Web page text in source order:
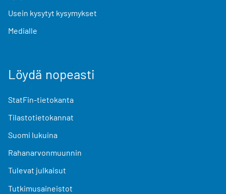
Usein kysytyt kysymykset
Medialle
Löydä nopeasti
StatFin-tietokanta
Tilastotietokannat
Suomi lukuina
Rahanarvonmuunnin
Tulevat julkaisut
Tutkimusaineistot